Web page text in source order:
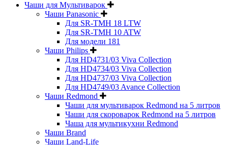
Чаши для Мультиварок
Чаши Panasonic
Для SR-TMH 18 LTW
Для SR-TMH 10 ATW
Для модели 181
Чаши Philips
Для HD4731/03 Viva Collection
Для HD4734/03 Viva Collection
Для HD4737/03 Viva Collection
Для HD4749/03 Avance Collection
Чаши Redmond
Чаши для мультиварок Redmond на 5 литров
Чаши для скороварок Redmond на 5 литров
Чаша для мультикухни Redmond
Чаши Brand
Чаши Land-Life